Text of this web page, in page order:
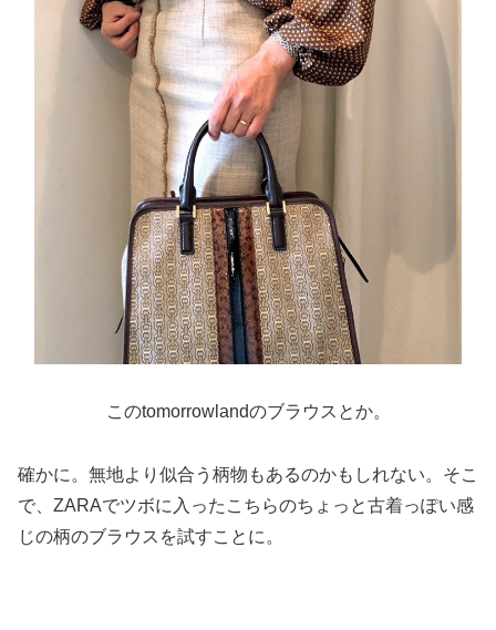
このtomorrowlandのブラウスとか。
確かに。無地より似合う柄物もあるのかもしれない。そこ
で、ZARAでツボに入ったこちらのちょっと古着っぽい感
じの柄のブラウスを試すことに。